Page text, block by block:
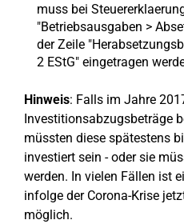
muss bei
"Betriebsausgaben >
der Zeile
2 EStG" eingetragen
Hinweis: Falls im Jahre
Investitionsabzugsbeträge
müssten diese spätestens
investiert sein - oder sie
werden. In vielen Fällen ist
infolge der Corona-Krise
möglich.